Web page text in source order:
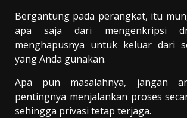
Bergantung pada perangkat, itu
apa saja dari mengenkripsi
menghapusnya untuk keluar dari
yang Anda gunakan.
Apa pun masalahnya, jangan
pentingnya menjalankan proses
sehingga privasi tetap terjaga.